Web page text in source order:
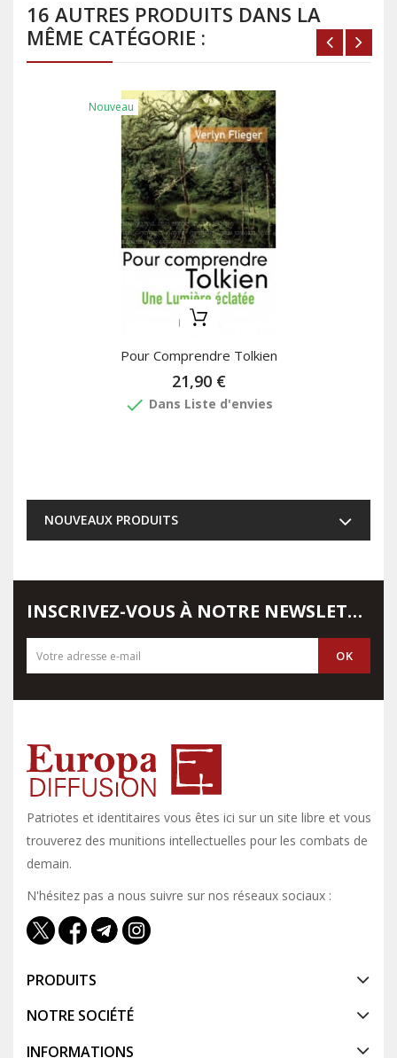
16 AUTRES PRODUITS DANS LA
MÊME CATÉGORIE :
Nouveau
Pour Comprendre Tolkien
21,90 €
done Dans Liste d'envies
NOUVEAUX PRODUITS
INSCRIVEZ-VOUS À NOTRE NEWSLETTER
Patriotes et identitaires vous êtes ici sur un site libre et vous y
trouverez des munitions intellectuelles pour les combats de
demain.
N'hésitez pas a nous suivre sur nos réseaux sociaux :
PRODUITS
NOTRE SOCIÉTÉ
INFORMATIONS